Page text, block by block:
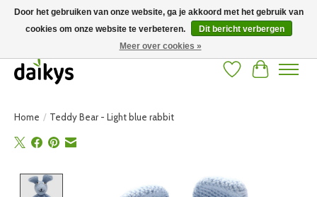
Grote keuze aan producten en snelle verzending! Gratis verzending vanaf 50
Verlanglijst
Home / Teddy Bear - Light blue rabbit
Product image slideshow Items
Door het gebruiken van onze website, ga je akkoord met het gebruik van
cookies om onze website te verbeteren.
Dit bericht verbergen
Meer over cookies »